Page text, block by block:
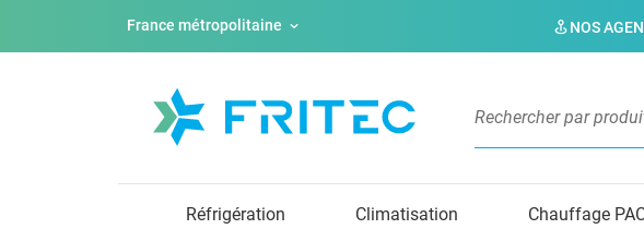
France métropolitaine NOS
Réfrigération Climatisation Chauffage